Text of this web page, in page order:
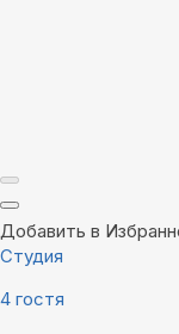
Добавить в
Студия
4 гостя